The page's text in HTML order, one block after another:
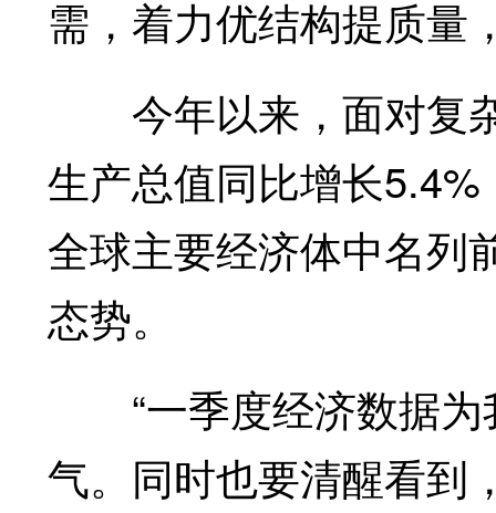
需，着力优结构提质量
今年以来，面对复
生产总值同比增长
全球主要经济体中名列
态势。
“一季度经济数据为
气。同时也要清醒看到